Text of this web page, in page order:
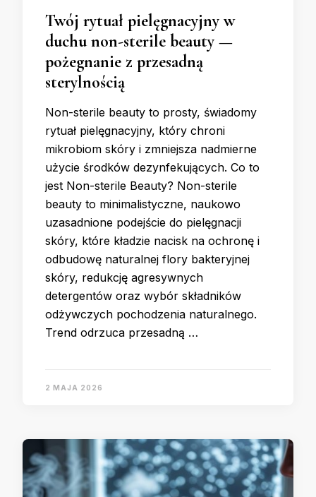
Twój rytuał pielęgnacyjny w
duchu non-sterile beauty —
pożegnanie z przesadną
sterylnością
Non-sterile beauty to prosty, świadomy
rytuał pielęgnacyjny, który chroni
mikrobiom skóry i zmniejsza nadmierne
użycie środków dezynfekujących. Co to
jest Non-sterile Beauty? Non-sterile
beauty to minimalistyczne, naukowo
uzasadnione podejście do pielęgnacji
skóry, które kładzie nacisk na ochronę i
odbudowę naturalnej flory bakteryjnej
skóry, redukcję agresywnych
detergentów oraz wybór składników
odżywczych pochodzenia naturalnego.
Trend odrzuca przesadną …
2 MAJA 2026